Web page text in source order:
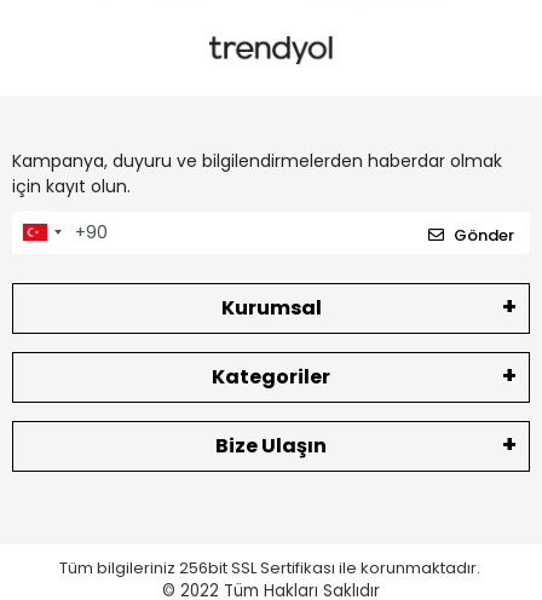
Kampanya, duyuru ve bilgilendirmelerden haberdar olmak
için kayıt olun.
Gönder
Kurumsal
Kategoriler
Bize Ulaşın
Tüm bilgileriniz 256bit SSL Sertifikası ile korunmaktadır.
© 2022 Tüm Hakları Saklıdır